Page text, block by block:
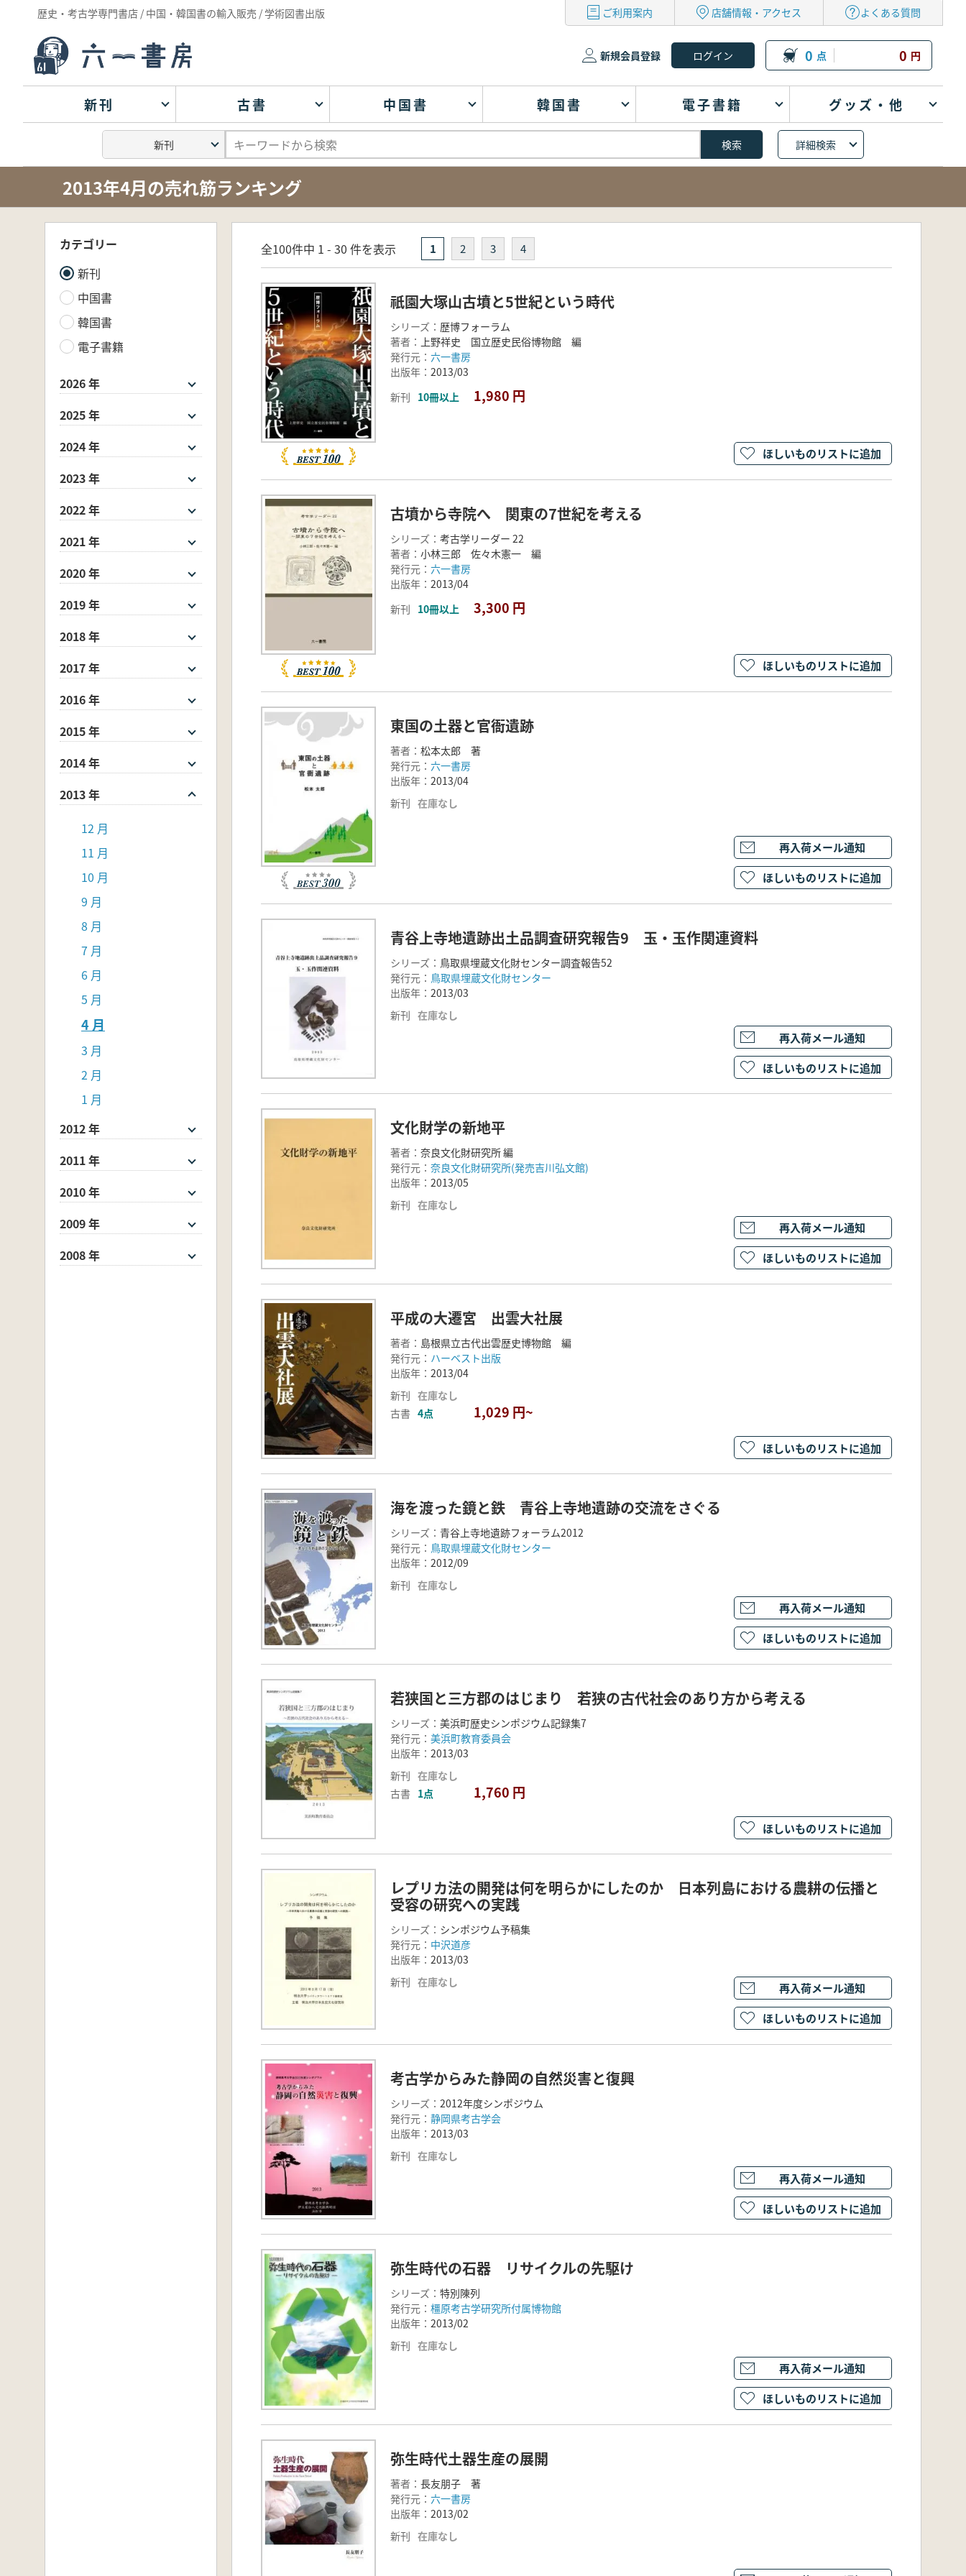
歴史・考古学専門書店 / 中国・韓国書の輸入販売 / 学術図書出版 ご利用案内 店舗情報・アクセス よくある質問
新規会員登録 0 点 0 円
新刊 古書 中国書 韓国書 電子書籍 グッズ・他
詳細検索
2013年4月の売れ筋ランキング
カテゴリー
新刊
中国書
韓国書
電子書籍
2026 年
2025 年
2024 年
2023 年
2022 年
2021 年
2020 年
2019 年
2018 年
2017 年
2016 年
2015 年
2014 年
2013 年
12 月
11 月
10 月
9 月
8 月
7 月
6 月
5 月
4 月
3 月
2 月
1 月
2012 年
2011 年
2010 年
2009 年
2008 年
全100件中 1 - 30 件を表示 1 2 3 4
祇園大塚山古墳と5世紀という時代
シリーズ： 歴博フォーラム
著者： 上野祥史 国立歴史民俗博物館 編
発行元： 六一書房
出版年： 2013/03
新刊 10冊以上 1,980 円
ほしいものリストに追加
古墳から寺院へ 関東の7世紀を考える
シリーズ： 考古学リーダー 22
著者： 小林三郎 佐々木憲一 編
発行元： 六一書房
出版年： 2013/04
新刊 10冊以上 3,300 円
ほしいものリストに追加
東国の土器と官衙遺跡
著者： 松本太郎 著
発行元： 六一書房
出版年： 2013/04
新刊 在庫なし
再入荷メール通知
ほしいものリストに追加
青谷上寺地遺跡出土品調査研究報告9 玉・玉作関連資料
シリーズ： 鳥取県埋蔵文化財センター調査報告52
発行元： 鳥取県埋蔵文化財センター
出版年： 2013/03
新刊 在庫なし
再入荷メール通知
ほしいものリストに追加
文化財学の新地平
著者： 奈良文化財研究所 編
発行元： 奈良文化財研究所(発売吉川弘文館)
出版年： 2013/05
新刊 在庫なし
再入荷メール通知
ほしいものリストに追加
平成の大遷宮 出雲大社展
著者： 島根県立古代出雲歴史博物館 編
発行元： ハーベスト出版
出版年： 2013/04
新刊 在庫なし
古書 4点 1,029 円~
ほしいものリストに追加
海を渡った鏡と鉄 青谷上寺地遺跡の交流をさぐる
シリーズ： 青谷上寺地遺跡フォーラム2012
発行元： 鳥取県埋蔵文化財センター
出版年： 2012/09
新刊 在庫なし
再入荷メール通知
ほしいものリストに追加
若狭国と三方郡のはじまり 若狭の古代社会のあり方から考える
シリーズ： 美浜町歴史シンポジウム記録集7
発行元： 美浜町教育委員会
出版年： 2013/03
新刊 在庫なし
古書 1点 1,760 円
ほしいものリストに追加
レプリカ法の開発は何を明らかにしたのか 日本列島における農耕の伝播と
受容の研究への実践
シリーズ： シンポジウム予稿集
発行元： 中沢道彦
出版年： 2013/03
新刊 在庫なし
再入荷メール通知
ほしいものリストに追加
考古学からみた静岡の自然災害と復興
シリーズ： 2012年度シンポジウム
発行元： 静岡県考古学会
出版年： 2013/03
新刊 在庫なし
再入荷メール通知
ほしいものリストに追加
弥生時代の石器 リサイクルの先駆け
シリーズ： 特別陳列
発行元： 橿原考古学研究所付属博物館
出版年： 2013/02
新刊 在庫なし
再入荷メール通知
ほしいものリストに追加
弥生時代土器生産の展開
著者： 長友朋子 著
発行元： 六一書房
出版年： 2013/02
新刊 在庫なし